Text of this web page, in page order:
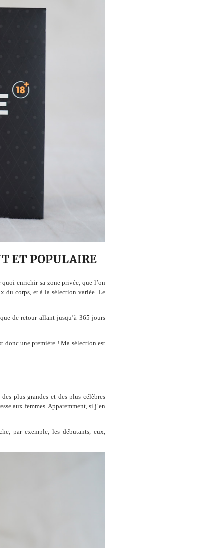
ET POPULAIRE
enrichir sa zone privée, que l’on
du corps, et à la sélection variée. Le
de retour allant jusqu’à 365 jours
donc une première ! Ma sélection est
plus grandes et des plus célèbres
aux femmes. Apparemment, si j’en
par exemple, les débutants, eux,